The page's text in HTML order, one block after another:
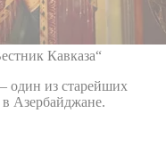
Кавказа“
один из старейших
Азербайджане.